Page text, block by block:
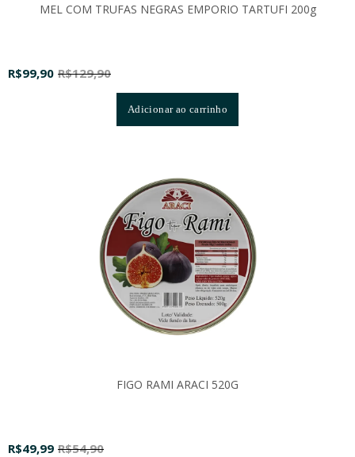
MEL COM TRUFAS NEGRAS EMPORIO TARTUFI 200g
R$129,90
R$99,90
Adicionar ao carrinho
FIGO RAMI ARACI 520G
R$54,90
R$49,99